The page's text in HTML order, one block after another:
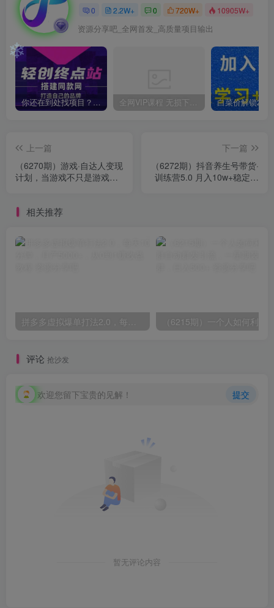
0 2.2W+ 0 720W+ 10905W+
资源分享吧_全网首发_高质量项目输出
你还在到处找项目？还在当韭菜？我靠卖项目一个月收入5万+，曾经我也是个失败者。 全网VIP课程 无损下载~
上一篇
（6270期）游戏·自达人变现
计划，当游戏不只是游戏，
下一篇
（6272期）抖音养生号带货·
训练营5.0 月入10w+稳定玩
相关推荐
拼多多虚拟爆单打法2.0，每天10分钟，月产5000+，从0到1赚收益教程
评论 抢沙发
欢迎您留下宝贵的见解！ 提交
暂无评论内容
❄